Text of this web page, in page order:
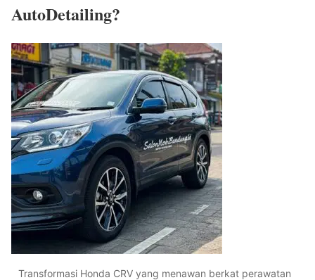
AutoDetailing?
Transformasi Honda CRV yang menawan berkat perawatan